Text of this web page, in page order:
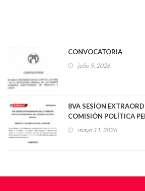
CONVOCATORIA
julio 9, 2026
8VA SESÍON
COMISIÓN POLÍTICA
CONSEJO POLÍTICO
mayo 11, 2026